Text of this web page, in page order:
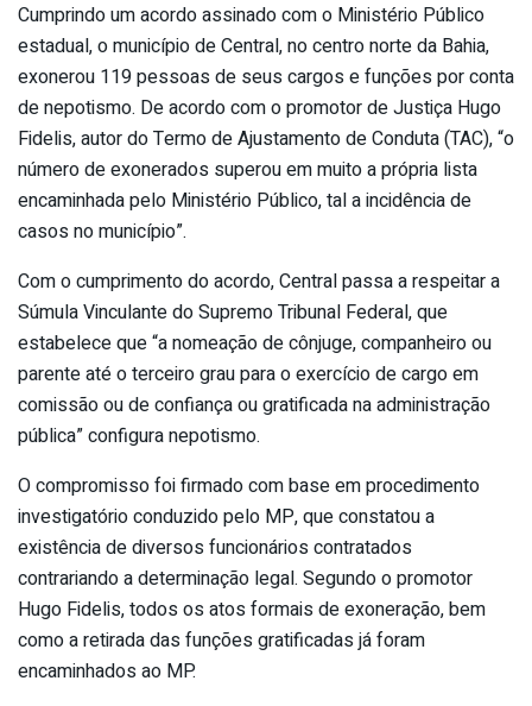
Cumprindo um acordo assinado com o Ministério Público
estadual, o município de Central, no centro norte da Bahia,
exonerou 119 pessoas de seus cargos e funções por conta
de nepotismo. De acordo com o promotor de Justiça Hugo
Fidelis, autor do Termo de Ajustamento de Conduta (TAC), “o
número de exonerados superou em muito a própria lista
encaminhada pelo Ministério Público, tal a incidência de
casos no município”.
Com o cumprimento do acordo, Central passa a respeitar a
Súmula Vinculante do Supremo Tribunal Federal, que
estabelece que “a nomeação de cônjuge, companheiro ou
parente até o terceiro grau para o exercício de cargo em
comissão ou de confiança ou gratificada na administração
pública” configura nepotismo.
O compromisso foi firmado com base em procedimento
investigatório conduzido pelo MP, que constatou a
existência de diversos funcionários contratados
contrariando a determinação legal. Segundo o promotor
Hugo Fidelis, todos os atos formais de exoneração, bem
como a retirada das funções gratificadas já foram
encaminhados ao MP.